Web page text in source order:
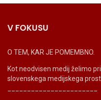
V FOKUSU
O TEM, KAR JE POMEMBNO.
Kot neodvisen medij želimo
slovenskega medijskega